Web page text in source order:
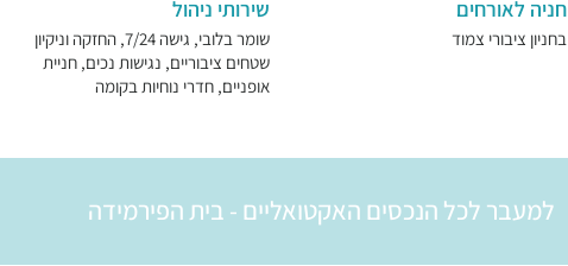
חניה לאורחים
בחניון ציבורי צמוד
שירותי ניהול
שומר בלובי, גישה 7/24, החזקה וניקיון
שטחים ציבוריים, נגישות נכים, חניית
אופניים, חדרי נוחיות בקומה
למעבר לכל הנכסים האקטואליים - בית הפירמידה